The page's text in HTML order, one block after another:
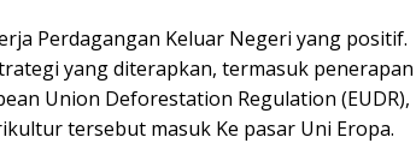
Perdagangan Keluar Negeri yang positif.
yang diterapkan, termasuk penerapan
Union Deforestation Regulation (EUDR),
tersebut masuk Ke pasar Uni Eropa.